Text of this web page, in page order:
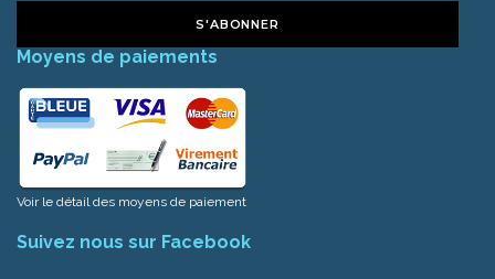
S'ABONNER
Moyens de paiements
Voir le détail des moyens de paiement
Suivez nous sur Facebook